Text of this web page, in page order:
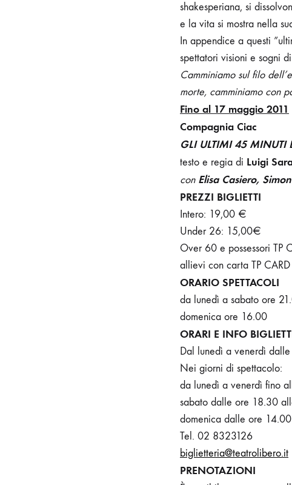
shakesperiana, si
e la vita si mostra nella
In appendice a questi
spettatori visioni e sogni
Camminiamo sul filo
morte, camminiamo con
Fino al 17 maggio 2011
Compagnia Ciac
GLI ULTIMI 45 MINUTI
testo e regia di Luigi
conElisa Casiero,
PREZZI BIGLIETTI
Intero: 19,00 €
Under 26: 15,00€
Over 60 e possessori TP
allievi con carta TP
ORARIO SPETTACOLI
da lunedì a sabato ore
domenica ore 16.00
ORARI E INFO
Dal lunedì a venerdì
Nei giorni di spettacolo:
da lunedì a venerdì fino
sabato dalle ore 18.30
domenica dalle ore
Tel. 02 8323126
biglietteria@teatrolibero.it
PRENOTAZIONI